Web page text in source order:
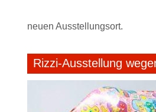
neuen Ausstellungsort.
Rizzi-Ausstellung